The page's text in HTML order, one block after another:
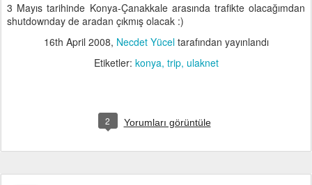
3 Mayıs tarihinde Konya-Çanakkale arasında trafikte olacağımdan
shutdownday de aradan çıkmış olacak :)
16th April 2008, Necdet Yüceltarafından yayınlandı
Etiketler: konya trip ulaknet
2 Yorumları görüntüle